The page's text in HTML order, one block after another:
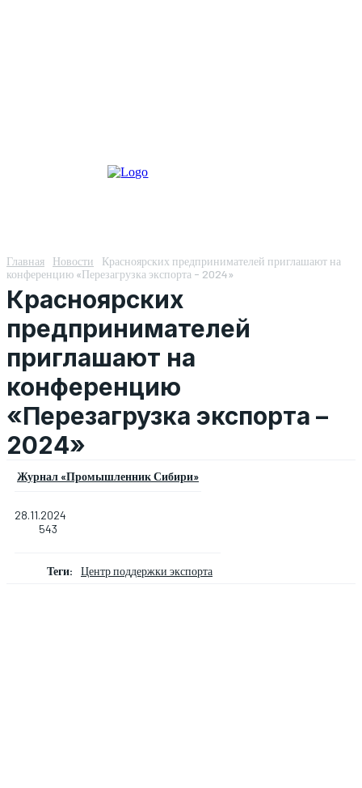
Главная Новости
Красноярских предпринимателей приглашают на
конференцию «Перезагрузка экспорта - 2024»
Красноярских
предпринимателей
приглашают на
конференцию
«Перезагрузка экспорта –
2024»
Журнал «Промышленник Сибири»
28.11.2024
543
Теги: Центр поддержки экспорта